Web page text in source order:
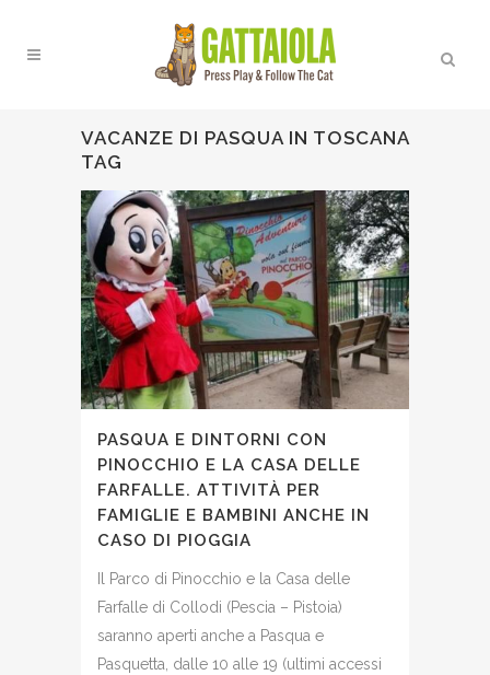
VACANZE DI PASQUA IN TOSCANA
TAG
PASQUA E DINTORNI CON
PINOCCHIO E LA CASA DELLE
FARFALLE. ATTIVITÀ PER
FAMIGLIE E BAMBINI ANCHE IN
CASO DI PIOGGIA
Il Parco di Pinocchio e la Casa delle
Farfalle di Collodi (Pescia – Pistoia)
saranno aperti anche a Pasqua e
Pasquetta, dalle 10 alle 19 (ultimi accessi